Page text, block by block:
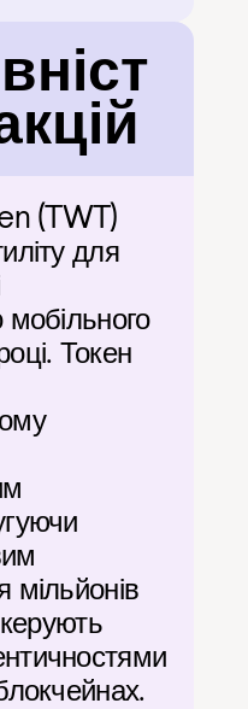
(TWT)
для
мобільного
Токен
мільйонів
керують